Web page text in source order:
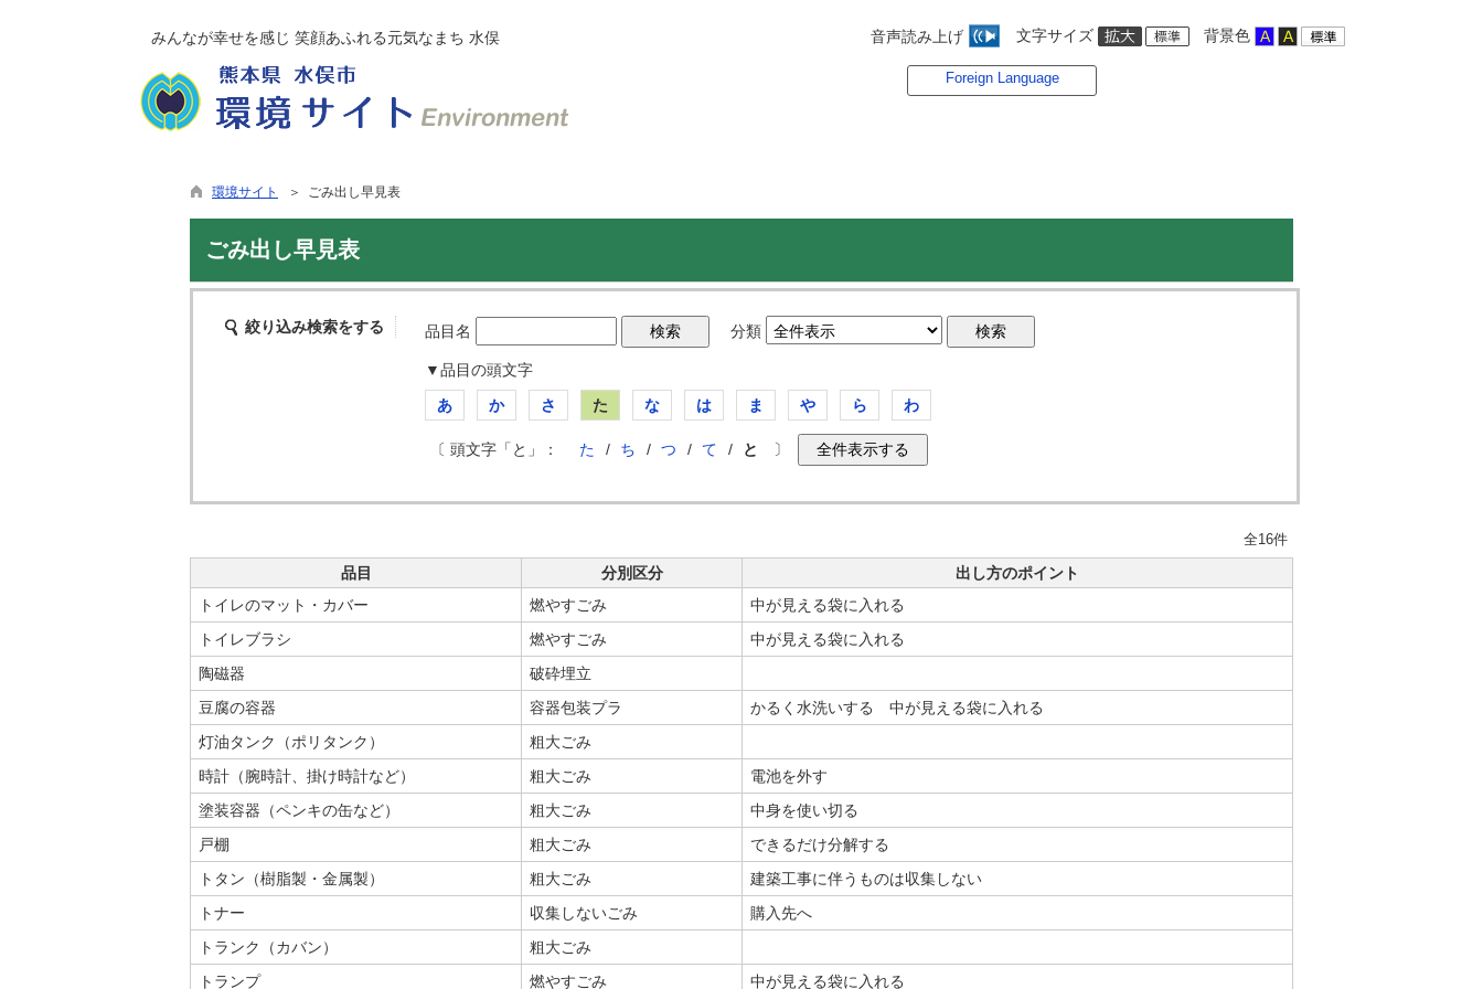
みんなが幸せを感じ 笑顔あふれる元気なまち 水俣 音声読み上げ 文字サイズ 背景色
Foreign Language
環境サイト ＞ ごみ出し早見表
ごみ出し早見表
絞り込み検索をする 品目名 分類
▼品目の頭文字
あ
か さ た な は ま や ら わ
〔 頭文字「と」： た / ち / つ / て / と 〕
全16件
品目 分別区分
出し方のポイント
トイレのマット・カバー
燃やすごみ
中が見える袋に入れる
トイレブラシ
燃やすごみ
中が見える袋に入れる
陶磁器
破砕埋立
豆腐の容器
容器包装プラ
かるく水洗いする 中が見える袋に入れる
灯油タンク（ポリタンク）
粗大ごみ
時計（腕時計、掛け時計など）
粗大ごみ
電池を外す
塗装容器（ペンキの缶など）
粗大ごみ
中身を使い切る
戸棚
粗大ごみ
できるだけ分解する
トタン（樹脂製・金属製）
粗大ごみ
建築工事に伴うものは収集しない
トナー
収集しないごみ
購入先へ
トランク（カバン）
粗大ごみ
トランプ
燃やすごみ 中が見える袋に入れる